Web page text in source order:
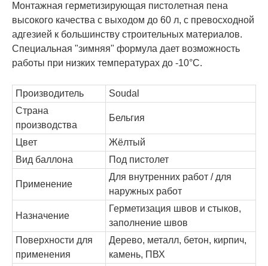
Монтажная герметизирующая пистолетная пена
высокого качества с выходом до 60 л, с превосходной
адгезией к большинству строительных материалов.
Специальная "зимняя" формула дает возможность
работы при низких температурах до -10°C.
Производитель
Soudal
Страна
производства
Бельгия
Цвет
Жёлтый
Вид баллона
Под пистолет
Применение
Для внутренних работ / для
наружных работ
Назначение
Герметизация швов и стыков,
заполнение швов
Поверхности для
применения
Дерево, металл, бетон, кирпич,
камень, ПВХ